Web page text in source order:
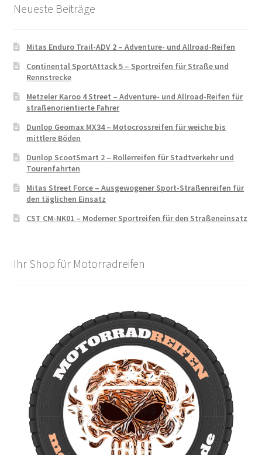
Neueste Beiträge
Mitas Enduro Trail-ADV 2 – Adventure- und Allroad-Reifen
Continental SportAttack 5 – Sportreifen für Straße und
Rennstrecke
Metzeler Karoo 4 Street – Adventure- und Allroad-Reifen für
straßenorientierte Fahrer
Dunlop Geomax MX34 – Motocrossreifen für weiche bis
mittlere Böden
Dunlop ScootSmart 2 – Rollerreifen für Stadtverkehr und
Tourenfahrten
Mitas Street Force – Ausgewogener Sport-Straßenreifen für
den täglichen Einsatz
CST CM-NK01 – Moderner Sportreifen für den Straßeneinsatz
Ihr Shop für Motorradreifen